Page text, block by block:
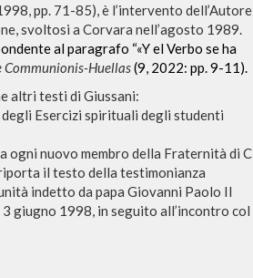
pp. 71-85), è l’intervento
svoltosi a Corvara nell’agosto 1989.
al paragrafo “«Y el Verbo se ha
Communionis-Huellas(9, 2022: pp. 9-11).
altri testi di Giussani:
degli Esercizi spirituali degli studenti
ogni nuovo membro della Fraternità di
il testo della testimonianza
indetto da papa Giovanni Paolo II
giugno 1998, in seguito all’incontro col